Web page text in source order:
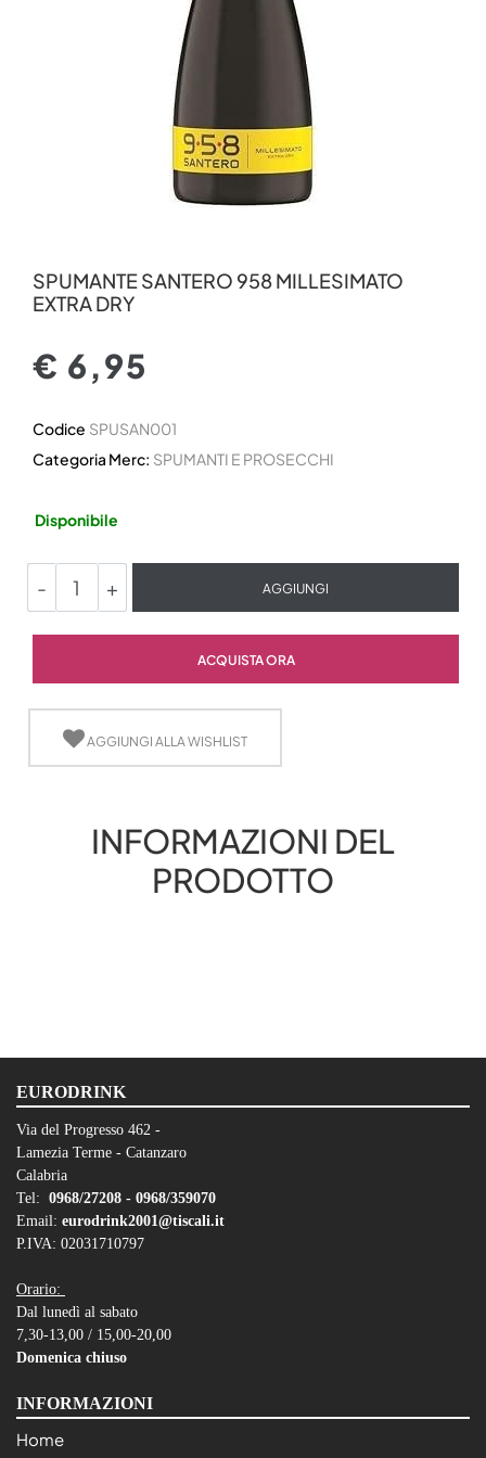
SPUMANTE SANTERO 958 MILLESIMATO
EXTRA DRY
€ 6,95
Codice SPUSAN001
Categoria Merc: SPUMANTI E PROSECCHI
Disponibile
AGGIUNGI
ACQUISTA ORA
AGGIUNGI ALLA WISHLIST
INFORMAZIONI DEL
PRODOTTO
EURODRINK
Via del Progresso 462 -
Lamezia Terme - Catanzaro
Calabria
Tel: 0968/27208 - 0968/359070
Email: eurodrink2001@tiscali.it
P.IVA: 02031710797
Orario:
Dal lunedì al sabato
7,30-13,00 / 15,00-20,00
Domenica chiuso
INFORMAZIONI
Home